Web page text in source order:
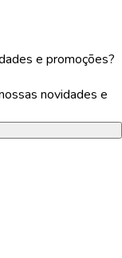
e promoções?
novidades e